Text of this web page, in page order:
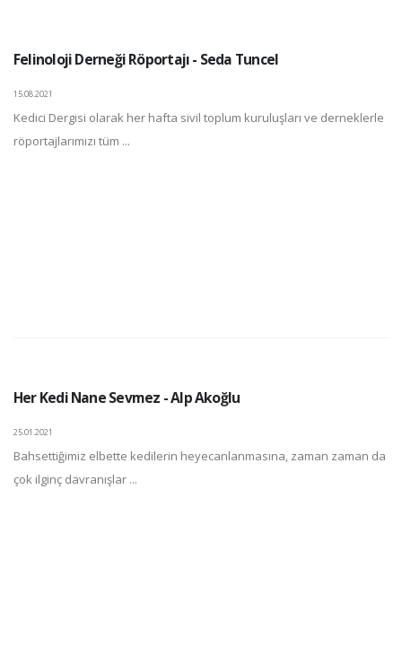
Felinoloji Derneği Röportajı - Seda Tuncel
15.08.2021
Kedici Dergisi olarak her hafta sivil toplum kuruluşları ve derneklerle
röportajlarımızı tüm ...
Her Kedi Nane Sevmez - Alp Akoğlu
25.01.2021
Bahsettiğimiz elbette kedilerin heyecanlanmasına, zaman zaman da
çok ilginç davranışlar ...